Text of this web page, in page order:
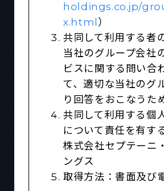
holdings.co.jp/
x.html ）
共同して利用する者
当社のグループ会社
ビスに関する問い合
て、適切な当社のグ
り回答をおこなうた
共同して利用する個
について責任を有す
株式会社セプテーニ
ングス
取得方法：書面及び